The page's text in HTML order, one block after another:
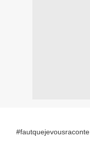
#fautquejevousraconte